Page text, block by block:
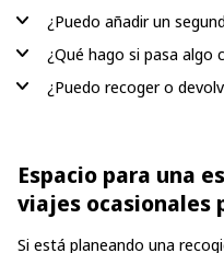
¿Puedo añadir un
¿Qué hago si pasa algo
¿Puedo recoger o
Espacio para una
viajes ocasionales
Si está planeando una